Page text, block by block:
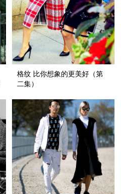
格纹 比你想象的更美好（第
二集）